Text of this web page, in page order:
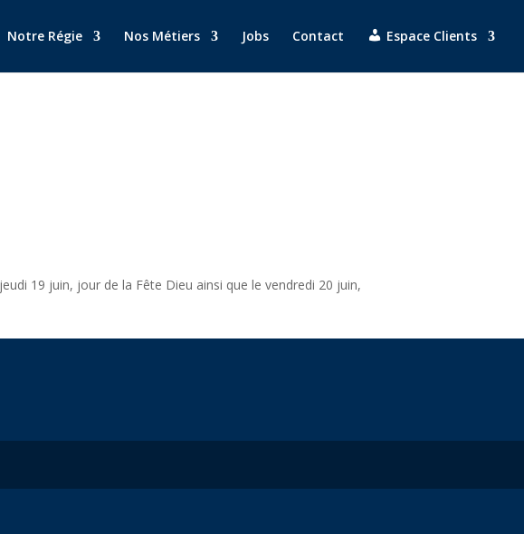
Notre Régie Nos Métiers Jobs Contact Espace Clients
19 juin, jour de la Fête Dieu ainsi que le vendredi 20 juin,